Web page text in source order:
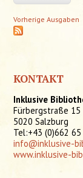
Vorherige Ausgaben
KONTAKT
Inklusive
Fürbergstraße 15
5020 Salzburg
Tel:+43 (0)662
info@inklusive-
www.inklusive-